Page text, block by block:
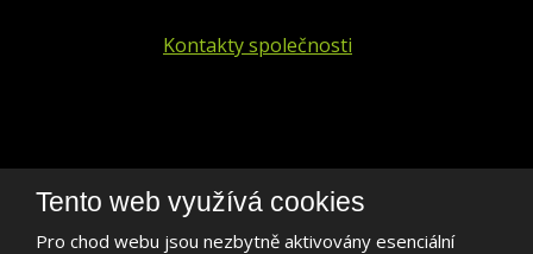
Kontakty společnosti
+420 241 401 693
biogen@biogen.cz
Tento web využívá cookies
Pro chod webu jsou nezbytně aktivovány esenciální